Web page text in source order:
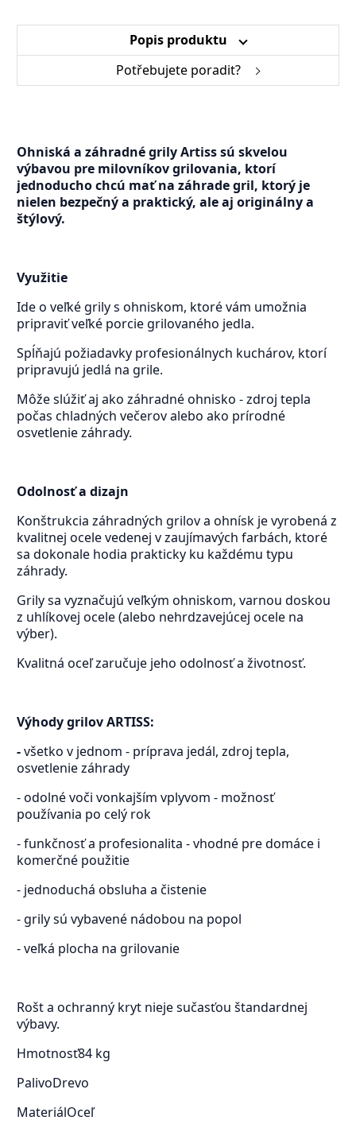
Popis produktu
Potřebujete poradit?
Ohniská a záhradné grily Artiss sú skvelou
výbavou pre milovníkov grilovania, ktorí
jednoducho chcú mať na záhrade gril, ktorý je
nielen bezpečný a praktický, ale aj originálny a
štýlový.
Využitie
Ide o veľké grily s ohniskom, ktoré vám umožnia
pripraviť veľké porcie grilovaného jedla.
Spĺňajú požiadavky profesionálnych kuchárov, ktorí
pripravujú jedlá na grile.
Môže slúžiť aj ako záhradné ohnisko - zdroj tepla
počas chladných večerov alebo ako prírodné
osvetlenie záhrady.
Odolnosť a dizajn
Konštrukcia záhradných grilov a ohnísk je vyrobená z
kvalitnej ocele vedenej v zaujímavých farbách, ktoré
sa dokonale hodia prakticky ku každému typu
záhrady.
Grily sa vyznačujú veľkým ohniskom, varnou doskou
z uhlíkovej ocele (alebo nehrdzavejúcej ocele na
výber).
Kvalitná oceľ zaručuje jeho odolnosť a životnosť.
Výhody grilov ARTISS:
-všetko v jednom - príprava jedál, zdroj tepla,
osvetlenie záhrady
- odolné voči vonkajším vplyvom - možnosť
používania po celý rok
- funkčnosť a profesionalita - vhodné pre domáce i
komerčné použitie
- jednoduchá obsluha a čistenie
- grily sú vybavené nádobou na popol
- veľká plocha na grilovanie
Rošt a ochranný kryt nieje sučasťou štandardnej
výbavy.
Hmotnosť84 kg
PalivoDrevo
MateriálOceľ